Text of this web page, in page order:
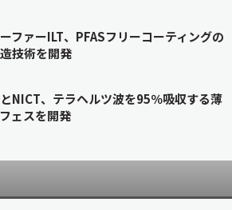
ファーILT、PFASフリーコーティングの
技術を開発
NICT、テラヘルツ波を95％吸収する薄
ェスを開発